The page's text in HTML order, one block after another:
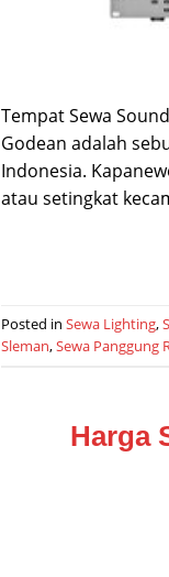
Tempat Sewa
Godean adalah
Indonesia.
atau setingkat
Posted in Sewa Lighting,
Sleman,Sewa Panggung
Harga